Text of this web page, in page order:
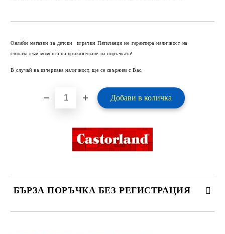
Онлайн магазин за детски играчки Патиланци не гарантира наличност на
стоката към момента на приключване на поръчката!
В случай на изчерпана наличност, ще се свържем с Вас.
БЪРЗА ПОРЪЧКА БЕЗ РЕГИСТРАЦИЯ